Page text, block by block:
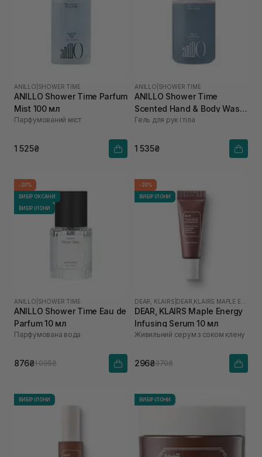
ANILLO SHOWER TIME
ANILLO Shower Time Parfum
Mist 100 мл
Парфумований міст
1 525₴
ANILLO SHOWER TIME
ANILLO Shower Time
Scented Hand & Body Wash
450 мл
Гель для рук і тіла
1 535₴
-20%
ВИБІР ОКСАНИ
ВИБІР ІЛОНИ
ANILLO SHOWER TIME
ANILLO Shower Time Eau de
Parfum 10 мл
Парфумована вода
876₴1 095₴
-20%
ВИБІР ІЛОНИ
DEAR, KLAIRS
DEAR, KLAIRS Maple Energy
Infusing Serum 10 мл
Живильний серум з соком клену
296₴370₴
ВИБІР ІЛОНИ ВИБІР ІЛОНИ